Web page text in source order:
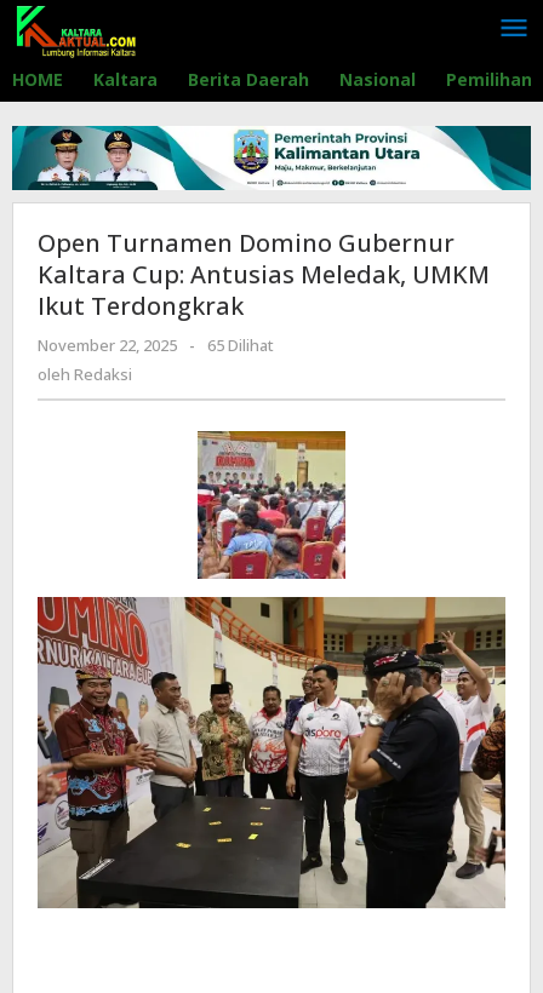
Lewati
konten
HOME Kaltara Berita Daerah Nasional Pemilihan
Open Turnamen Domino Gubernur
Kaltara Cup: Antusias Meledak, UMKM
Ikut Terdongkrak
November 22, 2025
oleh
-
65 Dilihat
oleh Redaksi